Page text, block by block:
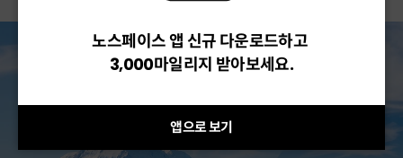
노스페이스 앱 신규 다운로드하고
3,000마일리지 받아보세요.
앱으로 보기